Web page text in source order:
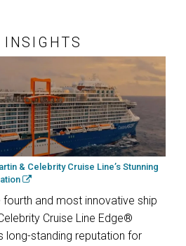
& Celebrity Cruise Line’s Stunning
and most innovative ship
Cruise Line Edge®
long-standing reputation for